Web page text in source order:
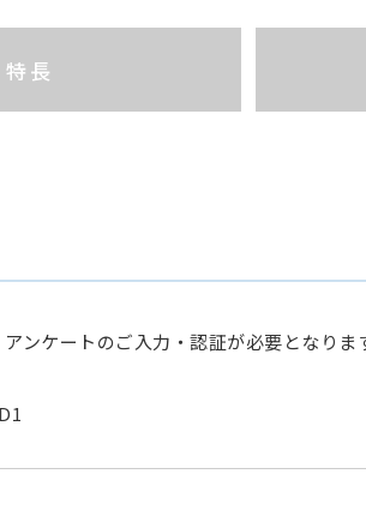
特長
ンケートのご入力・認証が必要となりま